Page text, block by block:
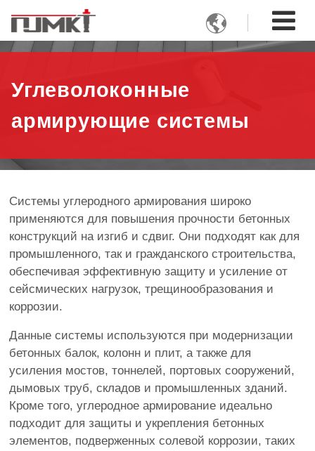

Углеволоконные
армирующие системы
Системы углеродного армирования широко
применяются для повышения прочности бетонных
конструкций на изгиб и сдвиг. Они подходят как для
промышленного, так и гражданского строительства,
обеспечивая эффективную защиту и усиление от
сейсмических нагрузок, трещинообразования и
коррозии.
Данные системы используются при модернизации
бетонных балок, колонн и плит, а также для
усиления мостов, тоннелей, портовых сооружений,
дымовых труб, складов и промышленных зданий.
Кроме того, углеродное армирование идеально
подходит для защиты и укрепления бетонных
элементов, подверженных солевой коррозии, таких